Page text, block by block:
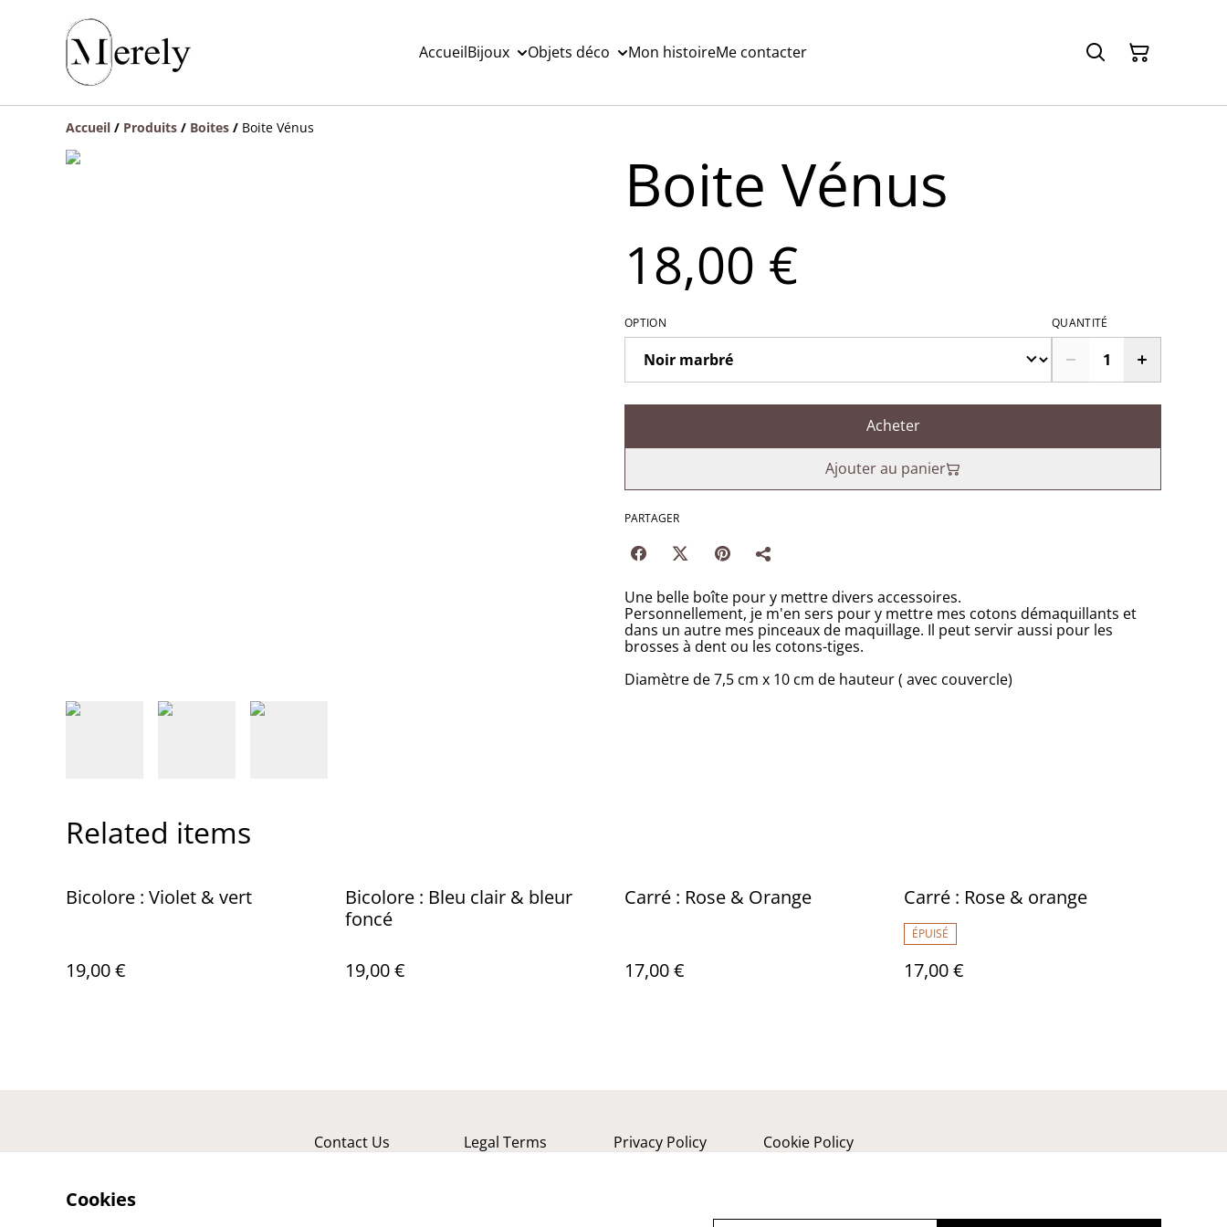
AccueilBijoux Objets déco Mon histoireMe contacter
Accueil / Produits / Boites / Boite Vénus
Boite Vénus
18,00 €
OPTION QUANTITÉ
Acheter
Ajouter au panier
PARTAGER
Une belle boîte pour y mettre divers accessoires.
Personnellement, je m'en sers pour y mettre mes cotons démaquillants et
dans un autre mes pinceaux de maquillage. Il peut servir aussi pour les
brosses à dent ou les cotons-tiges.
Diamètre de 7,5 cm x 10 cm de hauteur ( avec couvercle)
Related items
Bicolore : Violet & vert
19,00 €
Bicolore : Bleu clair & bleur
foncé
19,00 €
Carré : Rose & Orange
17,00 €
Carré : Rose & orange
ÉPUISÉ
17,00 €
Contact Us Legal Terms Privacy Policy Cookie Policy
Cookies